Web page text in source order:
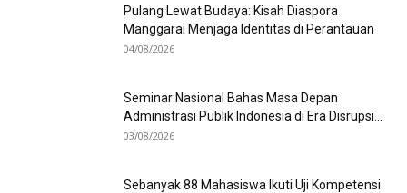
Pulang Lewat Budaya: Kisah Diaspora
Manggarai Menjaga Identitas di Perantauan
04/08/2026
Seminar Nasional Bahas Masa Depan
Administrasi Publik Indonesia di Era Disrupsi...
03/08/2026
Sebanyak 88 Mahasiswa Ikuti Uji Kompetensi